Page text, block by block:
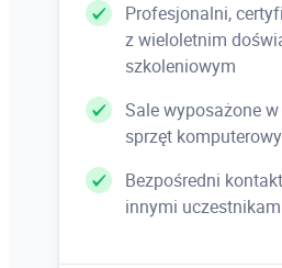
Zarządzanie
Tworzenie i organizacja
między skoroszytami,
eksport pomiędzy formatami
Profesjonalni,
z wieloletnim
szkoleniowym
Sale wyposażone
sprzęt komputerowy
Bezpośredni
innymi